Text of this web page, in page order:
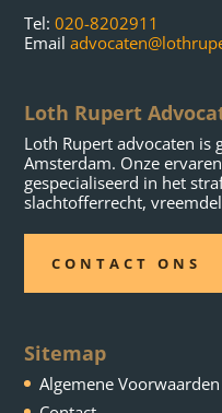
Tel:020-8202911
Email
Loth Rupert
Loth Rupert advocaten is
Amsterdam. Onze
gespecialiseerd in het
slachtofferrecht,
CONTACT ONS
Sitemap
Algemene Voorwaarden